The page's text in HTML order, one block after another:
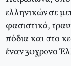
ελληνικών σε
φασιστικά,
πόδια και στο
έναν 30χρονο